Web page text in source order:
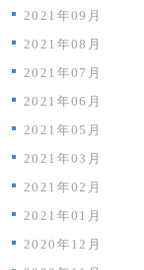
2021年09月
2021年08月
2021年07月
2021年06月
2021年05月
2021年03月
2021年02月
2021年01月
2020年12月